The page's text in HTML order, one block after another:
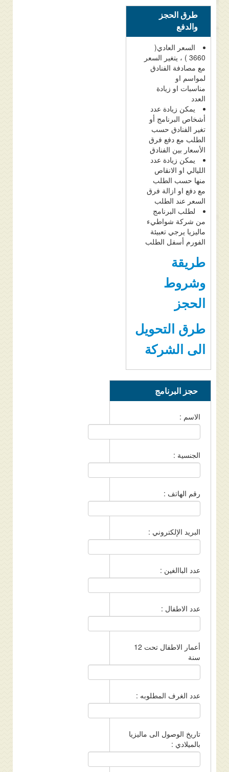
طرق الحجز
والدفع
السعر العادي(
3660 ) ، يتغير السعر
مع مصادفة الفنادق
لمواسم او
مناسبات او زيادة
العدد
يمكن زيادة عدد
أشخاص البرنامج أو
تغير الفنادق حسب
الطلب مع دفع فرق
الأسعار بين الفنادق
يمكن زيادة عدد
الليالي او الانقاص
منها حسب الطلب
مع دفع او ازالة فرق
السعر عند الطلب
لطلب البرنامج
من شركة شواطيء
ماليزيا يرجي تعبيئة
الفورم أسفل الطلب
طريقة
وشروط
الحجز
طرق التحويل
الى الشركة
حجز البرنامج
الاسم :
الجنسية :
رقم الهاتف :
البريد الإلكتروني :
عدد الباالغين :
عدد الاطفال :
أعمار الاطفال تحت 12
سنة
عدد الغرف المطلوبه :
تاريخ الوصول الى ماليزيا
بالميلادي :